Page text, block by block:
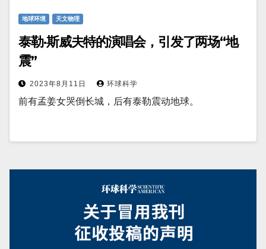
地球环境 天文物理
泰勒·斯威夫特的演唱会，引发了两场“地
震”
2023年8月11日 环球科学
前有孟姜女哭倒长城，后有泰勒震动地球。